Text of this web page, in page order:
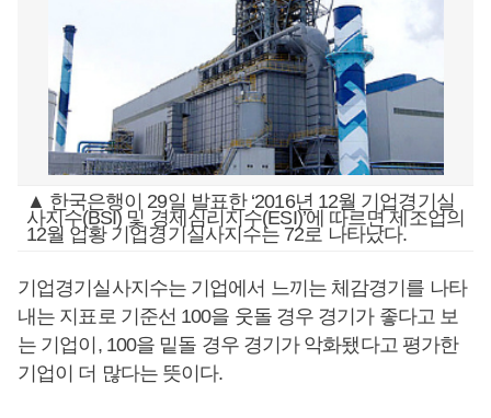
▲ 한국은행이 29일 발표한 ‘2016년 12월 기업경기실
사지수(BSI) 및 경제심리지수(ESI)’에 따르면 제조업의
12월 업황 기업경기실사지수는 72로 나타났다.
기업경기실사지수는 기업에서 느끼는 체감경기를 나타
내는 지표로 기준선 100을 웃돌 경우 경기가 좋다고 보
는 기업이, 100을 밑돌 경우 경기가 악화됐다고 평가한
기업이 더 많다는 뜻이다.